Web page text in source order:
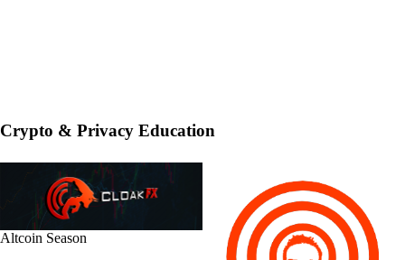
Crypto & Privacy Education
Altcoin Season